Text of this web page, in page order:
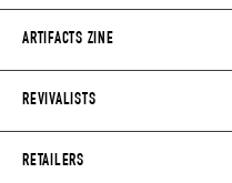
ARTIFACTS ZINE
REVIVALISTS
RETAILERS